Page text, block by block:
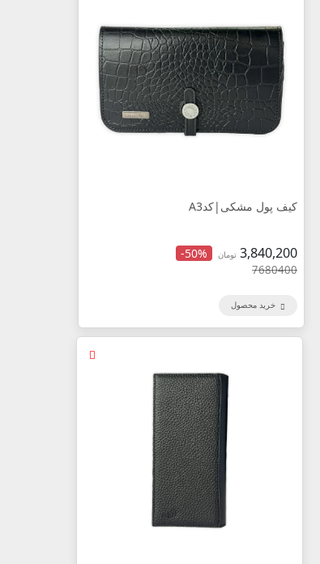
کیف پول مشکی|کدA3
3,840,200 تومان -50%
7680400
خرید محصول